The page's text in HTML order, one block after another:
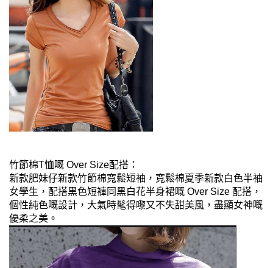
竹節棉T恤嘅 Over Size配搭：
新款肥妹仔新款竹節棉寬鬆短袖，寬鬆棉夏季新款白色半袖
女學生，配搭黑色短褲同黑白花半身裙嘅 Over Size 配搭，
個性純色嘅設計，大氣時髦得嚟又不失甜美風，盡顯女神嘅
優柔之美。